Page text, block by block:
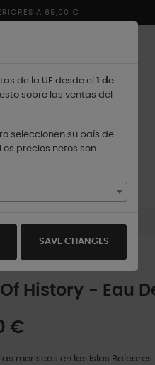
de la UE desde el 1 de
sobre las ventas del
seleccionen su país de
precios netos son
SAVE CHANGES
A 69,00 €
History - Eau
€
moriscas en las Islas